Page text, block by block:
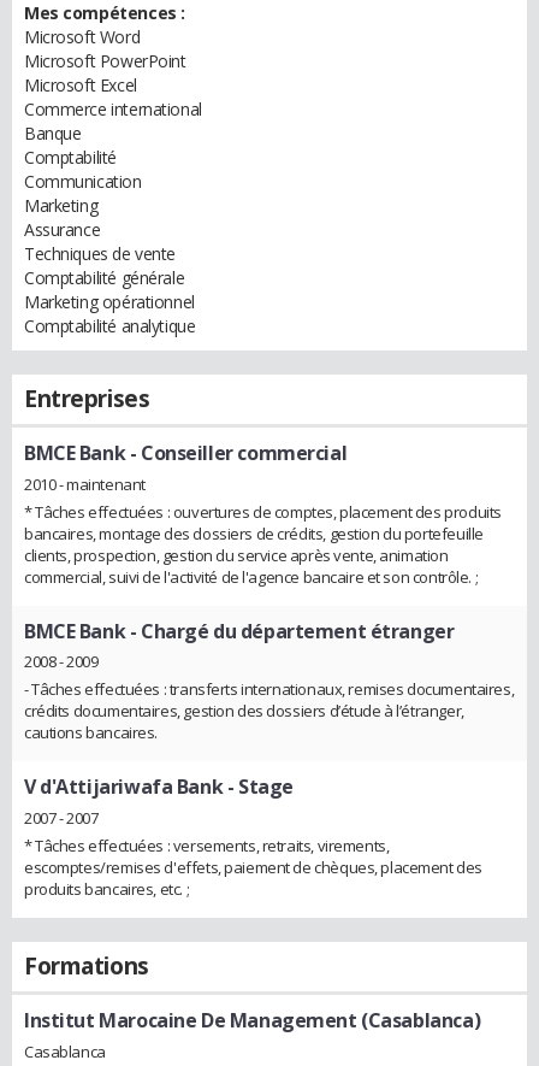
Mes compétences :
Microsoft Word
Microsoft PowerPoint
Microsoft Excel
Commerce international
Banque
Comptabilité
Communication
Marketing
Assurance
Techniques de vente
Comptabilité générale
Marketing opérationnel
Comptabilité analytique
Entreprises
BMCE Bank- Conseiller commercial
2010 - maintenant
* Tâches effectuées : ouvertures de comptes, placement des produits
bancaires, montage des dossiers de crédits, gestion du portefeuille
clients, prospection, gestion du service après vente, animation
commercial, suivi de l'activité de l'agence bancaire et son contrôle. ;
BMCE Bank- Chargé du département étranger
2008 - 2009
- Tâches effectuées : transferts internationaux, remises documentaires,
crédits documentaires, gestion des dossiers d’étude à l’étranger,
cautions bancaires.
V d'Attijariwafa Bank- Stage
2007 - 2007
* Tâches effectuées : versements, retraits, virements,
escomptes/remises d'effets, paiement de chèques, placement des
produits bancaires, etc. ;
Formations
Institut Marocaine De Management (Casablanca)
Casablanca